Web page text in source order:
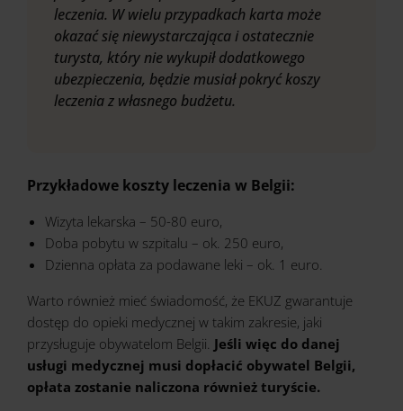
leczenia. W wielu przypadkach karta może
okazać się niewystarczająca i ostatecznie
turysta, który nie wykupił dodatkowego
ubezpieczenia, będzie musiał pokryć koszy
leczenia z własnego budżetu.
Przykładowe koszty leczenia w Belgii:
Wizyta lekarska – 50-80 euro,
Doba pobytu w szpitalu – ok. 250 euro,
Dzienna opłata za podawane leki – ok. 1 euro.
Warto również mieć świadomość, że EKUZ gwarantuje
dostęp do opieki medycznej w takim zakresie, jaki
przysługuje obywatelom Belgii. Jeśli więc do danej
usługi medycznej musi dopłacić obywatel Belgii,
opłata zostanie naliczona również turyście.